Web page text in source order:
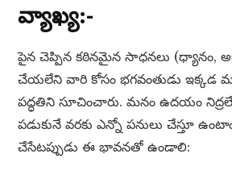
వ్యాఖ్య:-
పైన చెప్పిన కఠినమైన సాధనలు (ధ్యానం,
చేయలేని వారి కోసం భగవంతుడు ఇక్కడ
పద్ధతిని సూచించారు. మనం ఉదయం
పడుకునే వరకు ఎన్నో పనులు చేస్తూ
చేసేటప్పుడు ఈ భావనతో ఉండాలి: